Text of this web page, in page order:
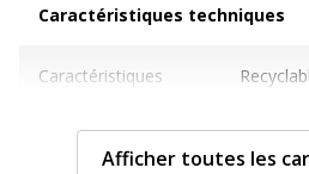
Caractéristiques techniques
Caractéristiques
Noir
Afficher toutes les